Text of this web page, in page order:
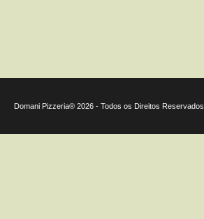
Domani Pizzeria® 2026 - Todos os Direitos Reservados